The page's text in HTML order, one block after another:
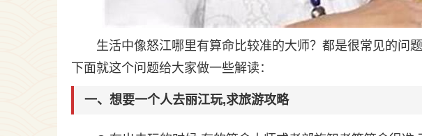
生活中像怒江哪里有算命比较准的大师？都是很常见的问
下面就这个问题给大家做一些解读：
一、想要一个人去丽江玩,求旅游攻略